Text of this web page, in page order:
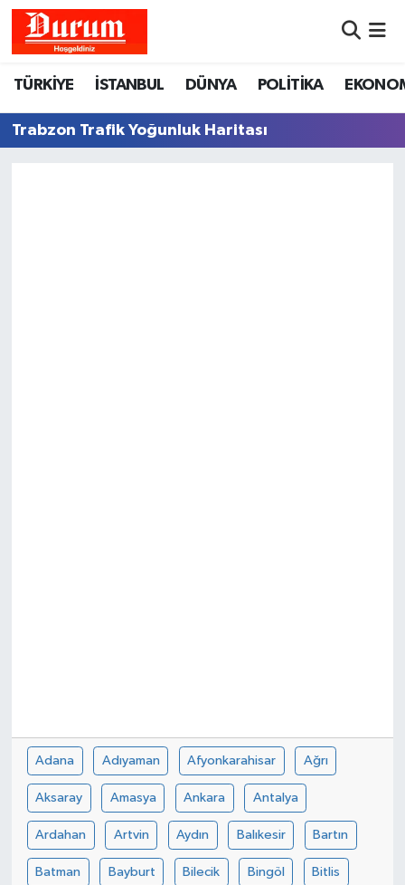
TÜRKİYE İSTANBUL DÜNYA POLİTİKA
Trabzon Trafik Yoğunluk Haritası
Adana Adıyaman Afyonkarahisar Ağrı
Aksaray Amasya Ankara Antalya
Ardahan Artvin Aydın Balıkesir Bartın
Batman Bayburt Bilecik Bingöl Bitlis
Hava Durumu